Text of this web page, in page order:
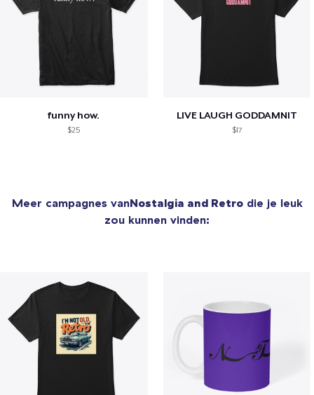
funny how.
$25
LIVE LAUGH GODDAMNIT
$17
Meer campagnes vanNostalgia and Retrodie je leuk
zou kunnen vinden: